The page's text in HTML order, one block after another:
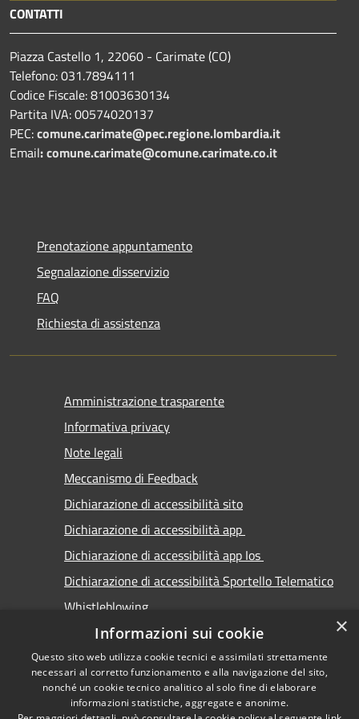
CONTATTI
Piazza Castello 1, 22060 - Carimate (CO)
Telefono: 031.7894111
Codice Fiscale: 81003630134
Partita IVA: 00574020137
PEC:comune.carimate@pec.regione.lombardia.it
Email:comune.carimate@comune.carimate.co.it
Prenotazione appuntamento
Segnalazione disservizio
FAQ
Richiesta di assistenza
Amministrazione trasparente
Informativa privacy
Note legali
Meccanismo di Feedback
Dichiarazione di accessibilità sito
Dichiarazione di accessibilità app
Dichiarazione di accessibilità app Ios
Dichiarazione di accessibilità Sportello Telematico
Whistleblowing
Copyright © 2026 • Comune di
×
Informazioni sui cookie
Questo sito web utilizza cookie tecnici e assimilati strettamente
necessari al corretto funzionamento e alla navigazione del sito,
nonché un cookie tecnico analitico al solo fine di elaborare
informazioni statistiche, aggregate e anonime.